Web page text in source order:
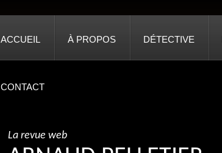
ACCUEIL À PROPOS DÉTECTIVE
CONTACT
La revue web